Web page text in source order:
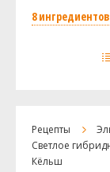
8 ингредиентов
Курский
Курский
Курский
Рецепты
Светлое
Кёльш